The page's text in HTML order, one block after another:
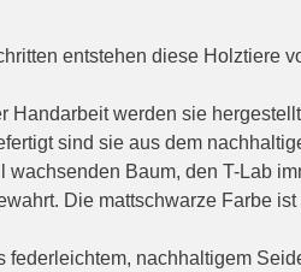
entstehen diese Holztiere
Handarbeit werden sie
sind sie aus dem
wachsenden Baum, den T-Lab
Die mattschwarze Farbe
federleichtem, nachhaltigem